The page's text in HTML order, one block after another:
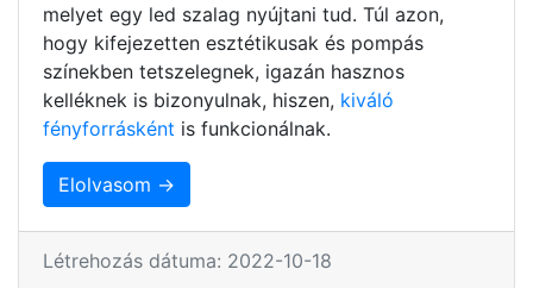
melyet egy led szalag nyújtani tud. Túl azon,
hogy kifejezetten esztétikusak és pompás
színekben tetszelegnek, igazán hasznos
kelléknek is bizonyulnak, hiszen, kiváló
fényforrásként is funkcionálnak.
Elolvasom →
Létrehozás dátuma: 2022-10-18